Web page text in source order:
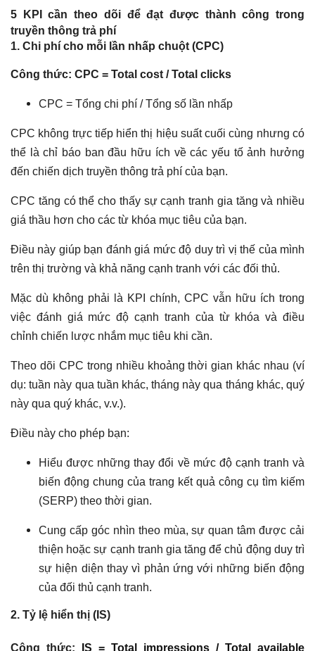
5 KPI cần theo dõi để đạt được thành công trong
truyền thông trả phí
1. Chi phí cho mỗi lần nhấp chuột (CPC)
Công thức: CPC = Total cost / Total clicks
CPC = Tổng chi phí / Tổng số lần nhấp
CPC không trực tiếp hiển thị hiệu suất cuối cùng nhưng có
thể là chỉ báo ban đầu hữu ích về các yếu tố ảnh hưởng
đến chiến dịch truyền thông trả phí của bạn.
CPC tăng có thể cho thấy sự cạnh tranh gia tăng và nhiều
giá thầu hơn cho các từ khóa mục tiêu của bạn.
Điều này giúp bạn đánh giá mức độ duy trì vị thế của mình
trên thị trường và khả năng cạnh tranh với các đối thủ.
Mặc dù không phải là KPI chính, CPC vẫn hữu ích trong
việc đánh giá mức độ cạnh tranh của từ khóa và điều
chỉnh chiến lược nhắm mục tiêu khi cần.
Theo dõi CPC trong nhiều khoảng thời gian khác nhau (ví
dụ: tuần này qua tuần khác, tháng này qua tháng khác, quý
này qua quý khác, v.v.).
Điều này cho phép bạn:
Hiểu được những thay đổi về mức độ cạnh tranh và
biến động chung của trang kết quả công cụ tìm kiếm
(SERP) theo thời gian.
Cung cấp góc nhìn theo mùa, sự quan tâm được cải
thiện hoặc sự cạnh tranh gia tăng để chủ động duy trì
sự hiện diện thay vì phản ứng với những biến động
của đối thủ cạnh tranh.
2. Tỷ lệ hiển thị (IS)
Công thức: IS = Total impressions / Total available